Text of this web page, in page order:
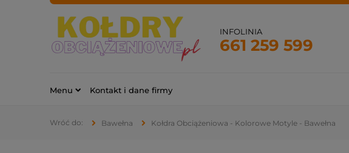
INFOLINIA
661 259 599
Menu Kontakt i dane firmy
Bawełna Kołdra Obciążeniowa - Kolorowe Motyle - Bawełna